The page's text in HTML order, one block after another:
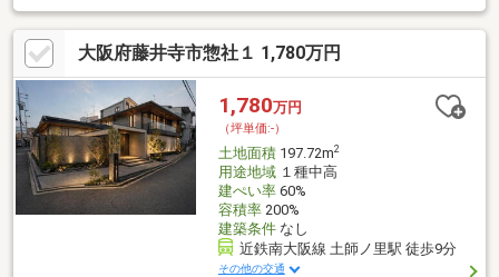
寺ショッピングセンターまで徒歩約11分♪◆陽当たりの良い南向
き立地!!◆有効土地面積 約16.81坪◆土地間口 約5.44ｍ◆前面
道路幅員 約4.0ｍ
大阪府藤井寺市惣社１ 1,780万円
1,780万円
（坪単価:-）
土地面積197.72m2
用途地域１種中高
建ぺい率60%
容積率200%
建築条件なし
近鉄南大阪線 土師ノ里駅 徒歩9分
その他の交通